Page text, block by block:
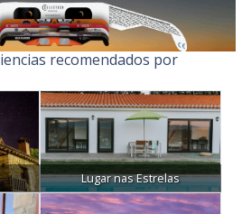
recomendados por
Lugar nas Estrelas